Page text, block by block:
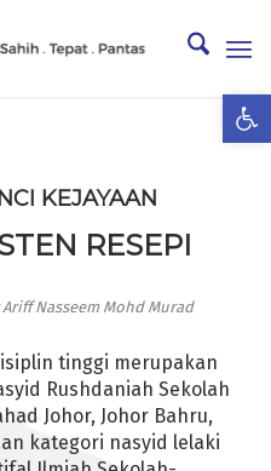
KEJAYAAN
RESEPI
Nasseem Mohd Murad
tinggi merupakan
Rushdaniah Sekolah
Johor, Johor Bahru,
kategori nasyid lelaki